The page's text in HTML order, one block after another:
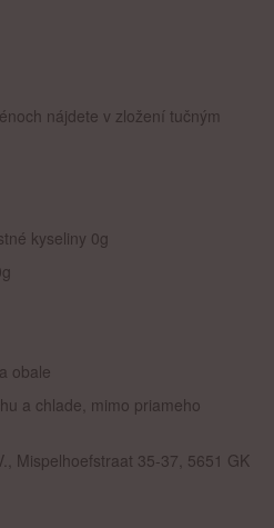
nájdete v zložení tučným
kyseliny 0g
obale
a chlade, mimo priameho
Mispelhoefstraat 35-37, 5651 GK